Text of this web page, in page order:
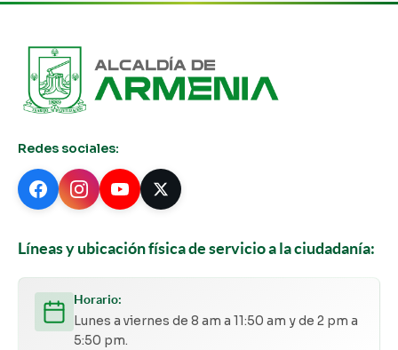
Redes sociales:
Líneas y ubicación física de servicio a la ciudadanía:
Horario:
Lunes a viernes de 8 am a 11:50 am y de 2 pm a
5:50 pm.